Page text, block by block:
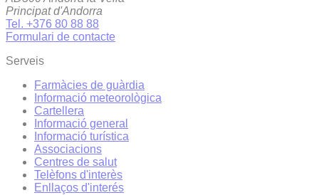
Principat d'Andorra
Tel. +376 80 88 88
Formulari de contacte
Serveis
Farmàcies de guàrdia
Informació meteorològica
Cartellera
Informació general
Informació turística
Associacions
Centres de salut
Telèfons d'interès
Enllaços d'interés